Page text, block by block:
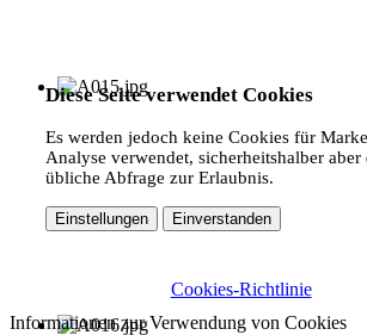
Diese Seite verwendet Cookies
Es werden jedoch keine Cookies für
Analyse verwendet, sicherheitshalber aber
übliche Abfrage zur Erlaubnis.
Einstellungen Einverstanden
Cookies-Richtlinie
Informationen zur Verwendung von Cookies